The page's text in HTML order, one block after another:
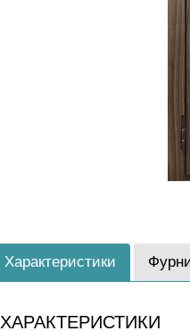
Характеристики
ХАРАКТЕРИСТИКИ